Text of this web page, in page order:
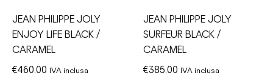
JEAN PHILIPPE JOLY
ENJOY LIFE BLACK /
CARAMEL
€460.00 IVA inclusa
JEAN PHILIPPE JOLY
SURFEUR BLACK /
CARAMEL
€385.00 IVA inclusa